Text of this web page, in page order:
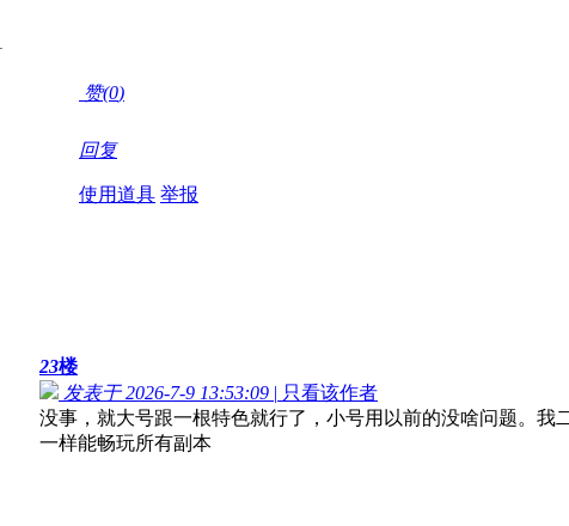
赞(0)
回复
使用道具 举报
23楼
发表于 2026-7-9 13:53:09 | 只看该作者
没事，就大号跟一根特色就行了，小号用以前的没啥问题。我
一样能畅玩所有副本